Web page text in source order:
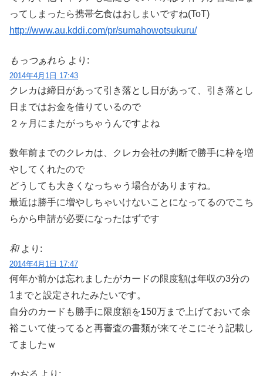
ってしまったら携帯乞食はおしまいですね(ToT)
http://www.au.kddi.com/pr/sumahowotsukuru/
もっつぁれら より:
2014年4月1日 17:43
クレカは締日があって引き落とし日があって、引き落とし
日まではお金を借りているので
２ヶ月にまたがっちゃうんですよね
数年前までのクレカは、クレカ会社の判断で勝手に枠を増
やしてくれたので
どうしても大きくなっちゃう場合がありますね。
最近は勝手に増やしちゃいけないことになってるのでこち
らから申請が必要になったはずです
和 より:
2014年4月1日 17:47
何年か前かは忘れましたがカードの限度額は年収の3分の
1までと設定されたみたいです。
自分のカードも勝手に限度額を150万まで上げておいて余
裕こいて使ってると再審査の書類が来てそこにそう記載し
てましたｗ
かおる より: